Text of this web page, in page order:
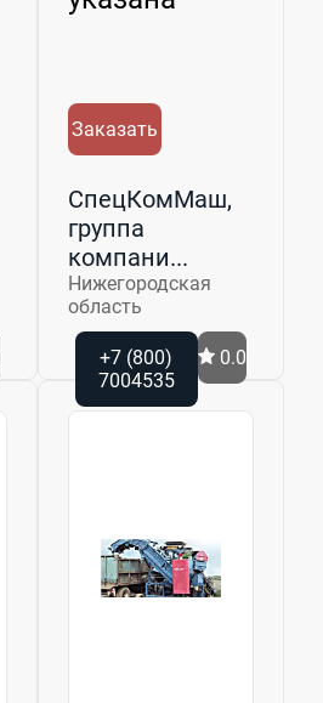
Заказать
СпецКомМаш,
группа
компани...
Нижегородская
область
+7 (800)
7004535
0.0